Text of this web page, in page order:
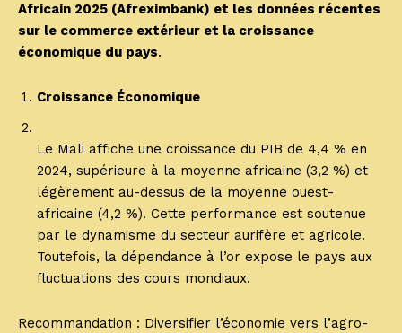
Africain 2025 (Afreximbank) et les données récentes
sur le commerce extérieur et la croissance
économique du pays.
Croissance Économique
Le Mali affiche une croissance du PIB de 4,4 % en
2024, supérieure à la moyenne africaine (3,2 %) et
légèrement au-dessus de la moyenne ouest-
africaine (4,2 %). Cette performance est soutenue
par le dynamisme du secteur aurifère et agricole.
Toutefois, la dépendance à l’or expose le pays aux
fluctuations des cours mondiaux.
Recommandation : Diversifier l’économie vers l’agro-